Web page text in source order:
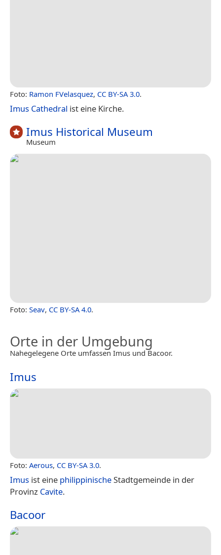
Foto: Ramon FVelasquez, CC BY-SA 3.0.
Imus Cathedral ist eine Kirche.
Imus Historical Museum
Museum
Foto: Seav, CC BY-SA 4.0.
Orte in der Umgebung
Nahegelegene Orte umfassen Imus und Bacoor.
Imus
Foto: Aerous, CC BY-SA 3.0.
Imus ist eine philippinischeStadtgemeinde in der
Provinz Cavite.
Bacoor